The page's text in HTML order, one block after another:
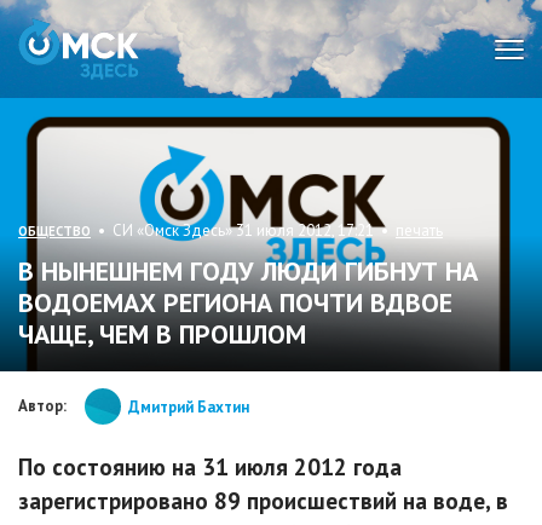
ОБЩЕСТВО • СИ «Омск Здесь» 31 июля 2012, 17:21 • печать
В НЫНЕШНЕМ ГОДУ ЛЮДИ ГИБНУТ НА
ВОДОЕМАХ РЕГИОНА ПОЧТИ ВДВОЕ
ЧАЩЕ, ЧЕМ В ПРОШЛОМ
Автор: Дмитрий Бахтин
По состоянию на 31 июля 2012 года
зарегистрировано 89 происшествий на воде, в